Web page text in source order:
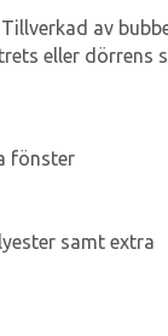
av
eller dörrens
fönster
samt extra